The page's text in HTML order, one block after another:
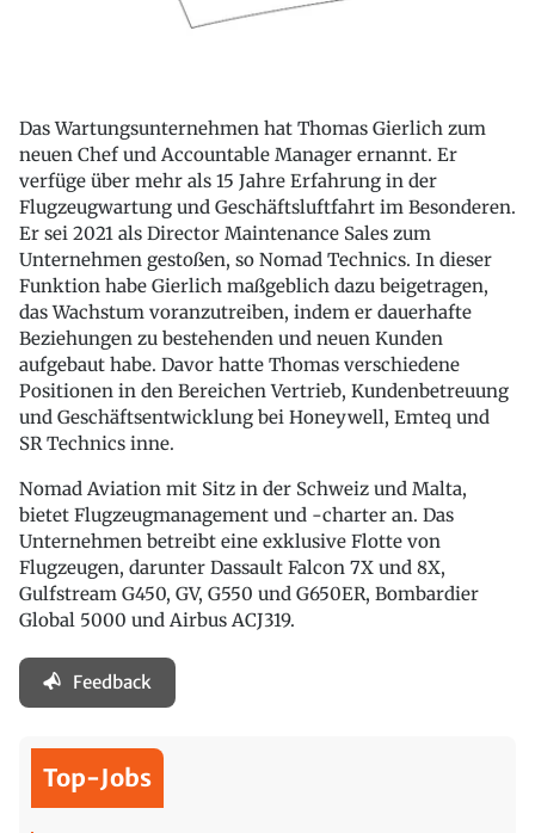
Das Wartungsunternehmen hat Thomas Gierlich zum
neuen Chef und Accountable Manager ernannt. Er
verfüge über mehr als 15 Jahre Erfahrung in der
Flugzeugwartung und Geschäftsluftfahrt im Besonderen.
Er sei 2021 als Director Maintenance Sales zum
Unternehmen gestoßen, so Nomad Technics. In dieser
Funktion habe Gierlich maßgeblich dazu beigetragen,
das Wachstum voranzutreiben, indem er dauerhafte
Beziehungen zu bestehenden und neuen Kunden
aufgebaut habe. Davor hatte Thomas verschiedene
Positionen in den Bereichen Vertrieb, Kundenbetreuung
und Geschäftsentwicklung bei Honeywell, Emteq und
SR Technics inne.
Nomad Aviation mit Sitz in der Schweiz und Malta,
bietet Flugzeugmanagement und -charter an. Das
Unternehmen betreibt eine exklusive Flotte von
Flugzeugen, darunter Dassault Falcon 7X und 8X,
Gulfstream G450, GV, G550 und G650ER, Bombardier
Global 5000 und Airbus ACJ319.
Feedback
Top-Jobs